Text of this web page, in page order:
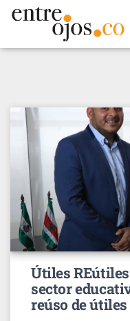
Útiles
sector
reúso de